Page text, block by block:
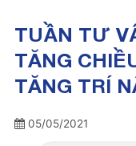
TUẦN TƯ
TĂNG
TĂNG TRÍ
05/05/2021